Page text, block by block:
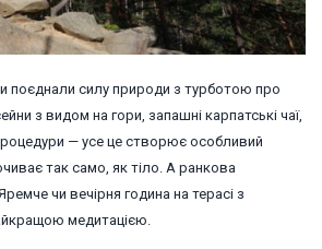
поєднали силу природи з турботою про
з видом на гори, запашні карпатські чаї,
— усе це створює особливий
так само, як тіло. А ранкова
чи вечірня година на терасі з
медитацією.